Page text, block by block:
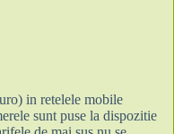
in retelele mobile
sunt puse la dispozitie